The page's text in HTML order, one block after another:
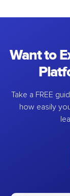
Want to
Take a FREE
how easily